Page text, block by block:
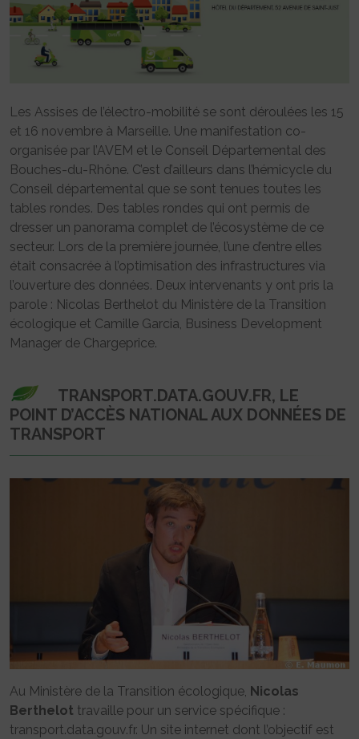
Les Assises de l’électro-mobilité se sont déroulées les 15
et 16 novembre à Marseille. Une manifestation co-
organisée par l’AVEM et le Conseil Départemental des
Bouches-du-Rhône. C’est d’ailleurs dans l’hémicycle du
Conseil départemental que se sont tenues toutes les
tables rondes. Des tables rondes qui ont permis de
dresser un panorama complet de l’écosystème de ce
secteur. Lors de la première journée, l’une d’entre elles
était consacrée à l’optimisation des infrastructures via
l’ouverture des données. Deux intervenants y ont pris la
parole : Nicolas Berthelot du Ministère de la Transition
écologique et Camille Garcia, Business Development
Manager de Chargeprice.
TRANSPORT.DATA.GOUV.FR, LE
POINT D’ACCÈS NATIONAL AUX DONNÉES DE
TRANSPORT
Au Ministère de la Transition écologique, Nicolas
Berthelot travaille pour un service spécifique :
transport.data.gouv.fr. Un site internet dont l’objectif est